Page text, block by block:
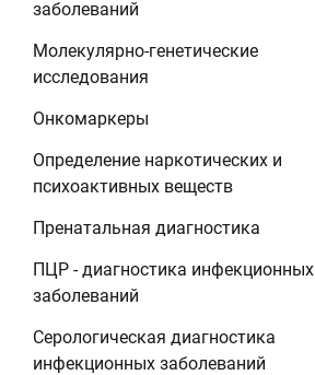
заболеваний
Молекулярно-генетические
исследования
Онкомаркеры
Определение наркотических и
психоактивных веществ
Пренатальная диагностика
ПЦР - диагностика инфекционных
заболеваний
Серологическая диагностика
инфекционных заболеваний